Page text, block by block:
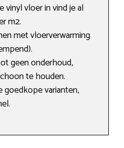
vinyl vloer in vind je al
m2.
met vloerverwarming
geen onderhoud,
te houden.
goedkope varianten,